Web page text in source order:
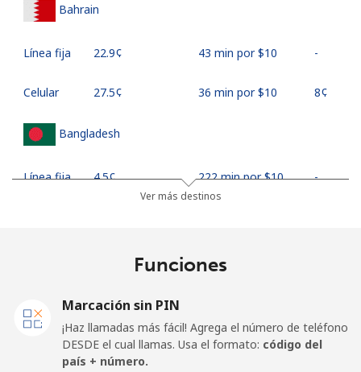
Bahrain
Línea fija ⁦22.9¢⁩ 43 min por ⁦$10⁩ -
Celular ⁦27.5¢⁩ 36 min por ⁦$10⁩ ⁦8¢⁩
Bangladesh
Línea fija ⁦4.5¢⁩ 222 min por ⁦$10⁩ -
Línea fija ⁦38.5¢⁩
⁦44.5¢⁩ 22 min por ⁦$10⁩ -
Ver más destinos
Funciones
Marcación sin PIN
¡Haz llamadas más fácil! Agrega el número de teléfono
DESDE el cual llamas. Usa el formato: código del
país + número.